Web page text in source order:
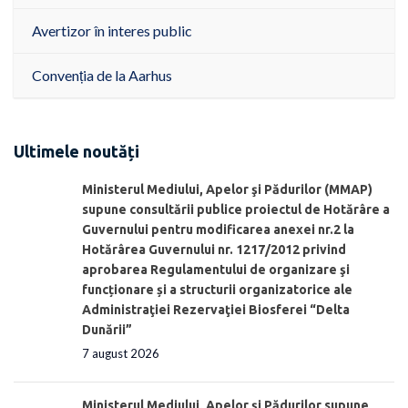
Avertizor în interes public
Convenția de la Aarhus
Ultimele noutăți
Ministerul Mediului, Apelor şi Pădurilor (MMAP)
supune consultării publice proiectul de Hotărâre a
Guvernului pentru modificarea anexei nr.2 la
Hotărârea Guvernului nr. 1217/2012 privind
aprobarea Regulamentului de organizare şi
funcționare și a structurii organizatorice ale
Administraţiei Rezervaţiei Biosferei “Delta
Dunării”
7 august 2026